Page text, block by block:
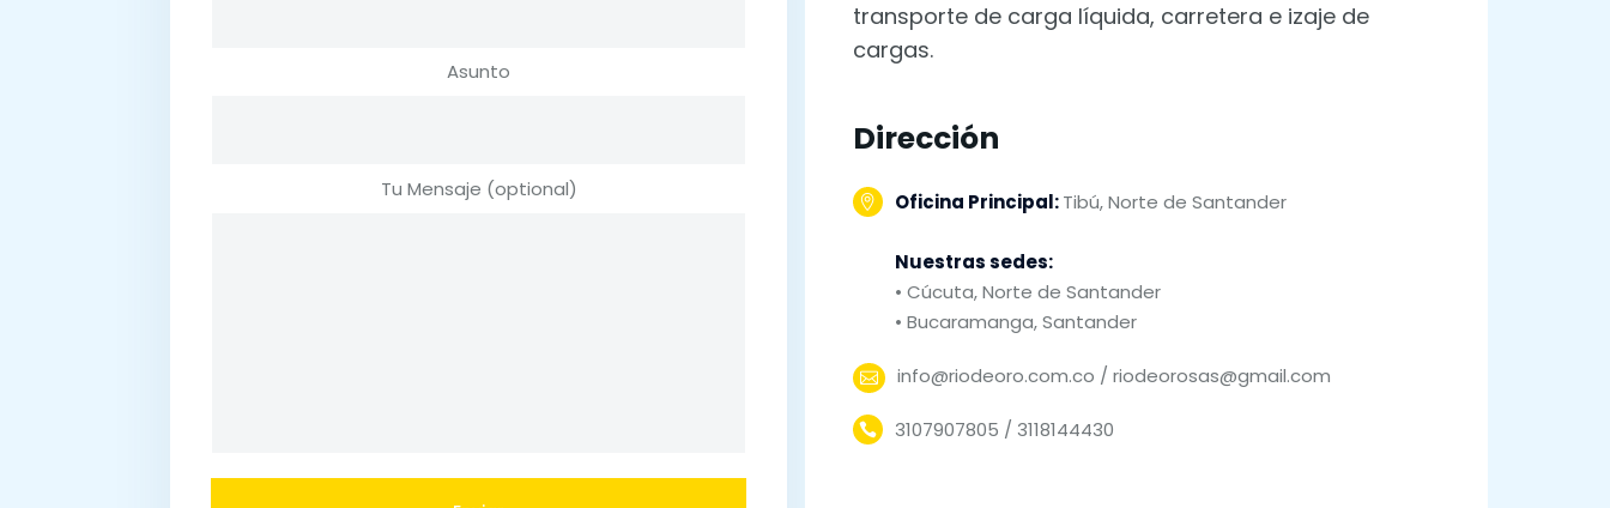
Asunto
Tu Mensaje (optional)
transporte de carga líquida, carretera e izaje de
cargas.
Dirección
Oficina Principal:Tibú, Norte de Santander
Nuestras sedes:
• Cúcuta, Norte de Santander
• Bucaramanga, Santander
info@riodeoro.com.co / riodeorosas@gmail.com
3107907805 / 3118144430